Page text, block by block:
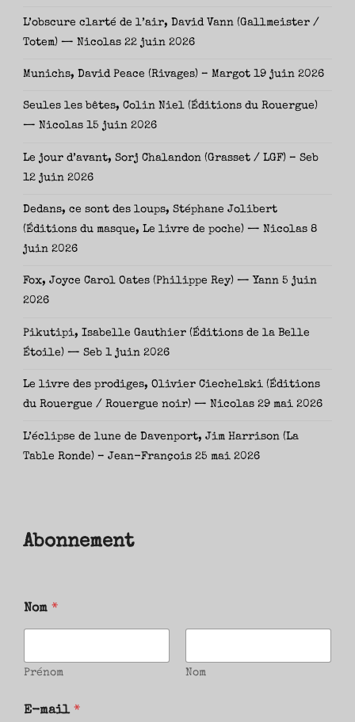
L’obscure clarté de l’air, David Vann (Gallmeister /
Totem) — Nicolas 22 juin 2026
Munichs, David Peace (Rivages) – Margot 19 juin 2026
Seules les bêtes, Colin Niel (Éditions du Rouergue)
— Nicolas 15 juin 2026
Le jour d’avant, Sorj Chalandon (Grasset / LGF) – Seb
12 juin 2026
Dedans, ce sont des loups, Stéphane Jolibert
(Éditions du masque, Le livre de poche) — Nicolas 8
juin 2026
Fox, Joyce Carol Oates (Philippe Rey) — Yann 5 juin
2026
Pikutipi, Isabelle Gauthier (Éditions de la Belle
Étoile) — Seb 1 juin 2026
Le livre des prodiges, Olivier Ciechelski (Éditions
du Rouergue / Rouergue noir) — Nicolas 29 mai 2026
L’éclipse de lune de Davenport, Jim Harrison (La
Table Ronde) – Jean-François 25 mai 2026
Abonnement
Nom *
Prénom Nom
E-mail *